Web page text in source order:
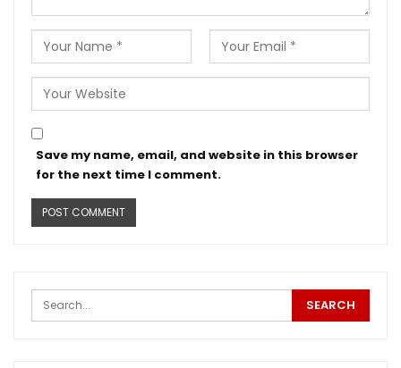
Save my name, email, and website in this browser
for the next time I comment.